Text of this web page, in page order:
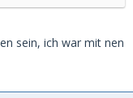
sein, ich war mit nen